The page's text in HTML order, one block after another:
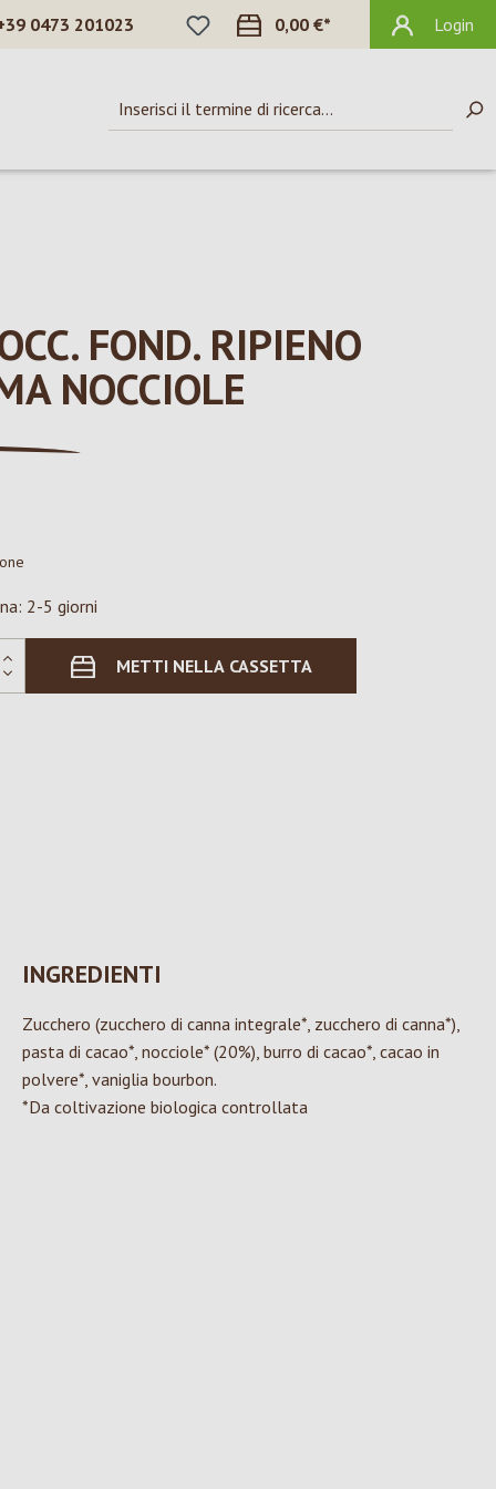
0473 201023
HAI 0 ARTICOLI NELLA LISTA DEI
0,00 €* Login
FOND. RIPIENO
NOCCIOLE
2-5 giorni
METTI NELLA CASSETTA
INGREDIENTI
Zucchero (zucchero di canna integrale*, zucchero di canna*),
pasta di cacao*, nocciole* (20%), burro di cacao*, cacao in
polvere*, vaniglia bourbon.
*Da coltivazione biologica controllata